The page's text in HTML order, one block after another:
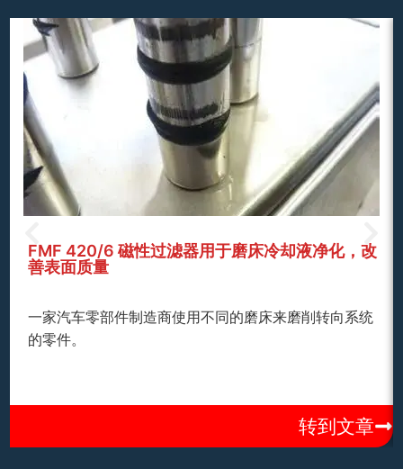
FMF 420/6 磁性过滤器用于磨床冷却液净化，改
善表面质量
一家汽车零部件制造商使用不同的磨床来磨削转向系统
的零件。
转到文章